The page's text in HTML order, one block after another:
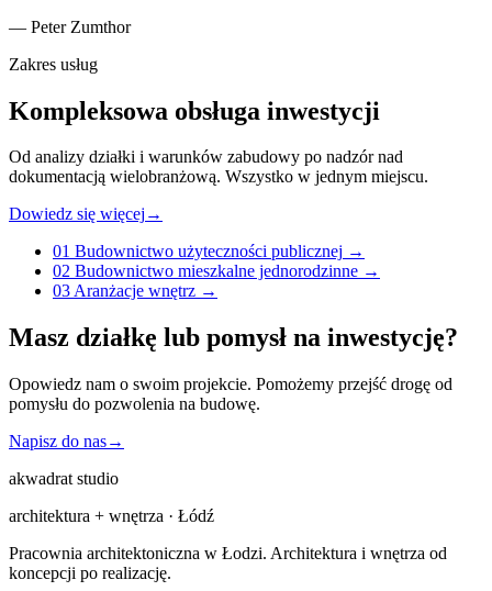
— Peter Zumthor
Zakres usług
Kompleksowa obsługa inwestycji
Od analizy działki i warunków zabudowy po nadzór nad
dokumentacją wielobranżową. Wszystko w jednym miejscu.
Dowiedz się więcej →
01 Budownictwo użyteczności publicznej →
02 Budownictwo mieszkalne jednorodzinne →
03Aranżacje wnętrz →
Masz działkę lub pomysł na inwestycję?
Opowiedz nam o swoim projekcie. Pomożemy przejść drogę od
pomysłu do pozwolenia na budowę.
Napisz do nas→
akwadrat studio
architektura + wnętrza · Łódź
Pracownia architektoniczna w Łodzi. Architektura i wnętrza od
koncepcji po realizację.